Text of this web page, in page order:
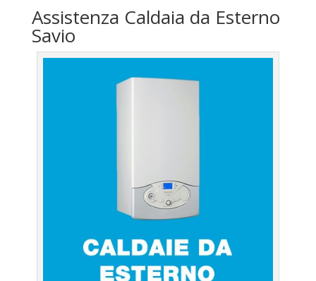
Assistenza Caldaia da Esterno
Savio